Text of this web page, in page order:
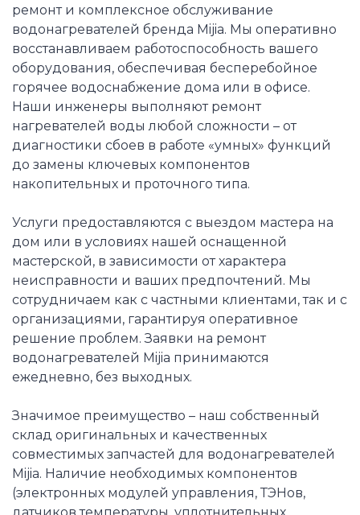
ремонт и комплексное обслуживание
водонагревателей бренда Mijia. Мы оперативно
восстанавливаем работоспособность вашего
оборудования, обеспечивая бесперебойное
горячее водоснабжение дома или в офисе.
Наши инженеры выполняют ремонт
нагревателей воды любой сложности – от
диагностики сбоев в работе «умных» функций
до замены ключевых компонентов
накопительных и проточного типа.
Услуги предоставляются с выездом мастера на
дом или в условиях нашей оснащенной
мастерской, в зависимости от характера
неисправности и ваших предпочтений. Мы
сотрудничаем как с частными клиентами, так и с
организациями, гарантируя оперативное
решение проблем. Заявки на ремонт
водонагревателей Mijia принимаются
ежедневно, без выходных.
Значимое преимущество – наш собственный
склад оригинальных и качественных
совместимых запчастей для водонагревателей
Mijia. Наличие необходимых компонентов
(электронных модулей управления, ТЭНов,